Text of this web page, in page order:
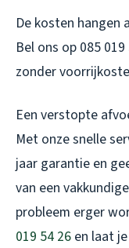
De kosten hangen
Bel ons op 085
zonder
Een verstopte
Met onze snelle
jaar garantie en
van een
probleem erger
019 54 26 en laat